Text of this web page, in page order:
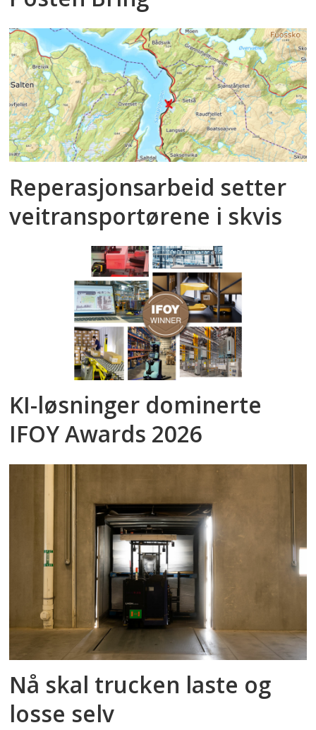
Reperasjonsarbeid setter
veitransportørene i skvis
KI-løsninger dominerte
IFOY Awards 2026
Nå skal trucken laste og
losse selv